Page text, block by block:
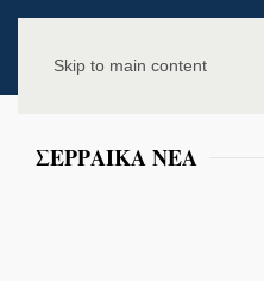
Skip to main content
ΣΕΡΡΑΙΚΑ ΝΕΑ